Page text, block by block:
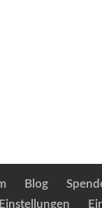
Blog